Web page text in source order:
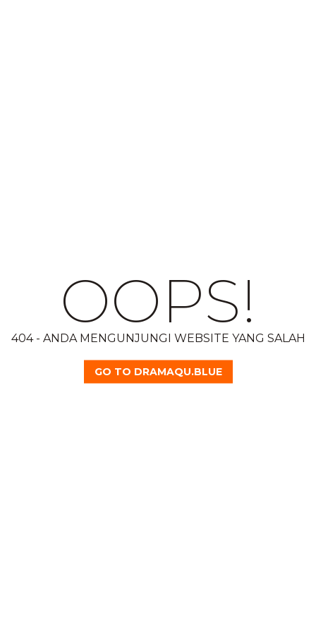
OOPS!
404 - ANDA MENGUNJUNGI WEBSITE YANG SALAH
GO TO DRAMAQU.BLUE